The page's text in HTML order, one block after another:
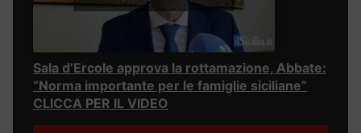
Sala d’Ercole approva la rottamazione, Abbate:
“Norma importante per le famiglie siciliane”
CLICCA PER IL VIDEO